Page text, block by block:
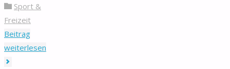
Sport &
Freizeit
Beitrag
weiterlesen